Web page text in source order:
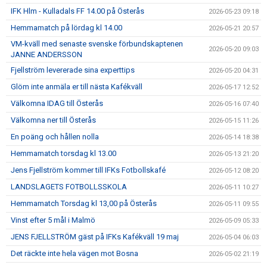
IFK Hlm - Kulladals FF 14.00 på Österås 2026-05-23 09:18
Hemmamatch på lördag kl 14.00 2026-05-21 20:57
VM-kväll med senaste svenske förbundskaptenen
JANNE ANDERSSON
2026-05-20 09:03
Fjellström levererade sina experttips 2026-05-20 04:31
Glöm inte anmäla er till nästa Kafékväll 2026-05-17 12:52
Välkomna IDAG till Österås 2026-05-16 07:40
Välkomna ner till Österås 2026-05-15 11:26
En poäng och hållen nolla 2026-05-14 18:38
Hemmamatch torsdag kl 13.00 2026-05-13 21:20
Jens Fjellström kommer till IFKs Fotbollskafé 2026-05-12 08:20
LANDSLAGETS FOTBOLLSSKOLA 2026-05-11 10:27
Hemmamatch Torsdag kl 13,00 på Österås 2026-05-11 09:55
Vinst efter 5 mål i Malmö 2026-05-09 05:33
JENS FJELLSTRÖM gäst på IFKs Kafékväll 19 maj 2026-05-04 06:03
Det räckte inte hela vägen mot Bosna 2026-05-02 21:19